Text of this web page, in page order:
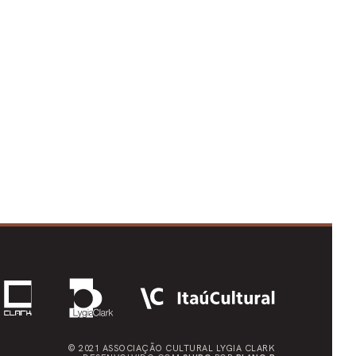
© 2021 ASSOCIAÇÃO CULTURAL LYGIA CLARK